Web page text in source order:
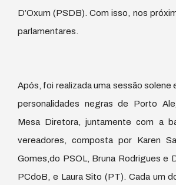
D’Oxum (PSDB). Com isso, nos
parlamentares.
Após, foi realizada uma sessão solene
personalidades negras de Porto
Mesa Diretora, juntamente com a
vereadores, composta por Karen
Gomes,do PSOL, Bruna Rodrigues e
PCdoB, e Laura Sito (PT). Cada um